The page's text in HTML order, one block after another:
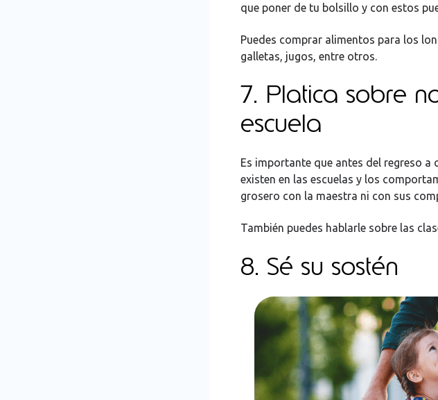
que poner de tu bolsillo y con estos
Puedes comprar alimentos para los
galletas, jugos, entre otros.
7. Platica sobre
escuela
Es importante que antes del regreso a
existen en las escuelas y los
grosero con la maestra ni con sus
También puedes hablarle sobre las
8. Sé su sostén